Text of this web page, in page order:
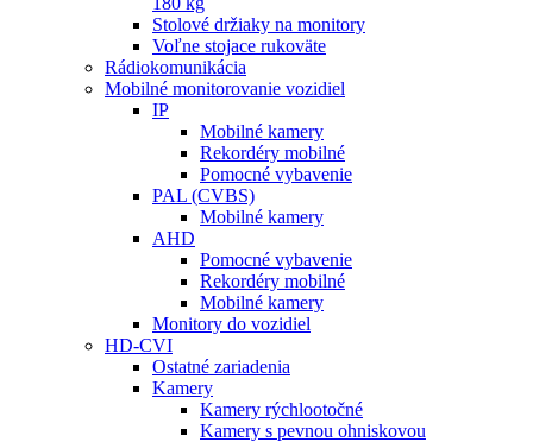
Stolové držiaky na monitory
Voľne stojace rukoväte
Rádiokomunikácia
Mobilné monitorovanie vozidiel
IP
Mobilné kamery
Rekordéry mobilné
Pomocné vybavenie
PAL (CVBS)
Mobilné kamery
AHD
Pomocné vybavenie
Rekordéry mobilné
Mobilné kamery
Monitory do vozidiel
HD-CVI
Ostatné zariadenia
Kamery
Kamery rýchlootočné
Kamery s pevnou ohniskovou